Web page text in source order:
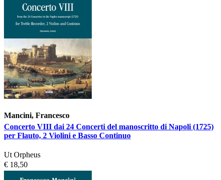
Mancini, Francesco
Concerto VIII dai 24 Concerti del manoscritto di Napoli (1725)
per Flauto, 2 Violini e Basso Continuo
Ut Orpheus
€ 18,50